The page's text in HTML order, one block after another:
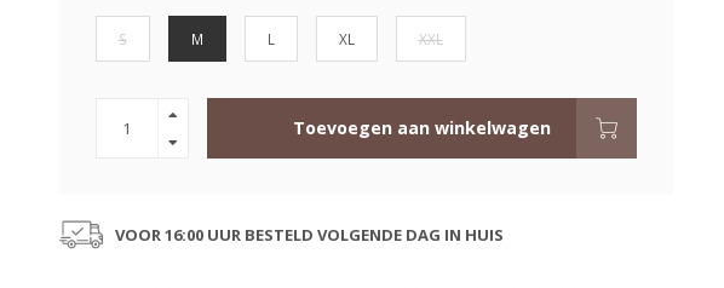
S M L XL XXL
Toevoegen aan winkelwagen
VOOR 16:00 UUR BESTELD VOLGENDE DAG IN HUIS